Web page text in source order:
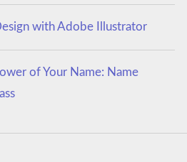
with Adobe Illustrator
of Your Name: Name